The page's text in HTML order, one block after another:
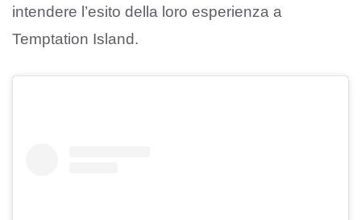
intendere l’esito della loro esperienza a
Temptation Island.